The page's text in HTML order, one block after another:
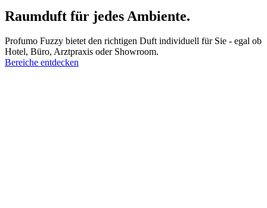
Raumduft für jedes Ambiente.
Profumo Fuzzy bietet den richtigen Duft individuell für Sie - egal ob
Hotel, Büro, Arztpraxis oder Showroom.
Bereiche entdecken